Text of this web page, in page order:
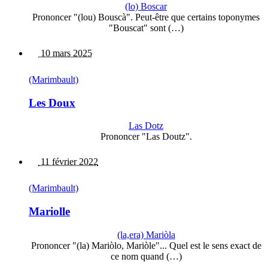
(lo) Boscar
Prononcer "(lou) Bouscà". Peut-être que certains toponymes
"Bouscat" sont (…)
10 mars 2025
(Marimbault)
Les Doux
Las Dotz
Prononcer "Las Doutz".
11 février 2022
(Marimbault)
Mariolle
(la,era) Mariòla
Prononcer "(la) Mariòlo, Mariòle"... Quel est le sens exact de
ce nom quand (…)